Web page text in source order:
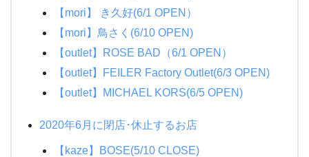
【mori】 き久好(6/1 OPEN）
【mori】鳥さく(6/10 OPEN)
【outlet】ROSE BAD（6/1 OPEN）
【outlet】FEILER Factory Outlet(6/3 OPEN)
【outlet】MICHAEL KORS(6/5 OPEN)
2020年6月に閉店･休止するお店
【kaze】BOSE(5/10 CLOSE)